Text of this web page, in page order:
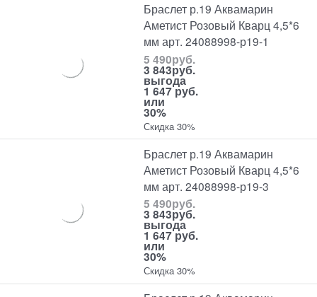
Браслет р.19 Аквамарин
Аметист Розовый Кварц 4,5*6
мм арт. 24088998-р19-1
5 490руб.
3 843руб.
выгода
1 647 руб.
или
30%
Скидка 30%
Браслет р.19 Аквамарин
Аметист Розовый Кварц 4,5*6
мм арт. 24088998-р19-3
5 490руб.
3 843руб.
выгода
1 647 руб.
или
30%
Скидка 30%